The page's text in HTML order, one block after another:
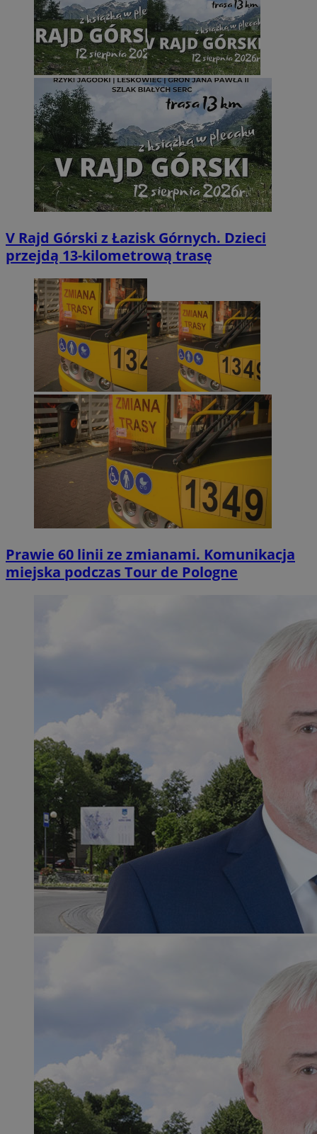
V Rajd Górski z Łazisk Górnych. Dzieci
przejdą 13-kilometrową trasę
Prawie 60 linii ze zmianami. Komunikacja
miejska podczas Tour de Pologne